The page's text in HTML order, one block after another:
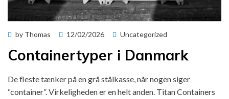
by Thomas
Posted
12/02/2026 Uncategorized
Containertyper i Danmark
De fleste tænker på en grå stålkasse, når nogen siger
“container”. Virkeligheden er en helt anden. Titan Containers